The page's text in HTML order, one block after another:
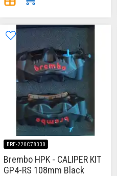
BRE-220C78330
Brembo HPK - CALIPER KIT
GP4-RS 108mm Black